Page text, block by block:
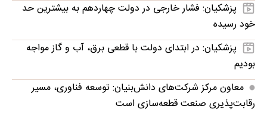
پزشکیان: فشار خارجی در دولت چهاردهم به بیشترین حد
خود رسیده
پزشکیان: در ابتدای دولت با قطعی برق، آب و گاز مواجه
بودیم
معاون مرکز شرکت‌های دانش‌بنیان: توسعه فناوری، مسیر
رقابت‌پذیری صنعت قطعه‌سازی است